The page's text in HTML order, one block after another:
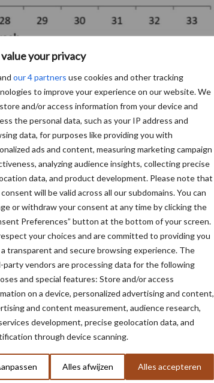
your privacy
our 4 partners use cookies and other tracking
to improve your experience on our website. We
and/or access information from your device and
the personal data, such as your IP address and
data, for purposes like providing you with
ads and content, measuring marketing campaign
analyzing audience insights, collecting precise
data, and product development. Please note that
will be valid across all our subdomains. You can
or withdraw your consent at any time by clicking the
Preferences” button at the bottom of your screen.
your choices and are committed to providing you
transparent and secure browsing experience. The
party vendors are processing data for the following
and special features: Store and/or access
on a device, personalized advertising and content,
and content measurement, audience research,
development, precise geolocation data, and
through device scanning.
Alles afwijzen Alles accepteren
per gebied
en afkeuring in de verschillende
ligt iets onder het niveau van 2020 en een
14,8 procent lag. Tot nu toe is er 1,7
toen was 1,4 procent afgekeurd in deze